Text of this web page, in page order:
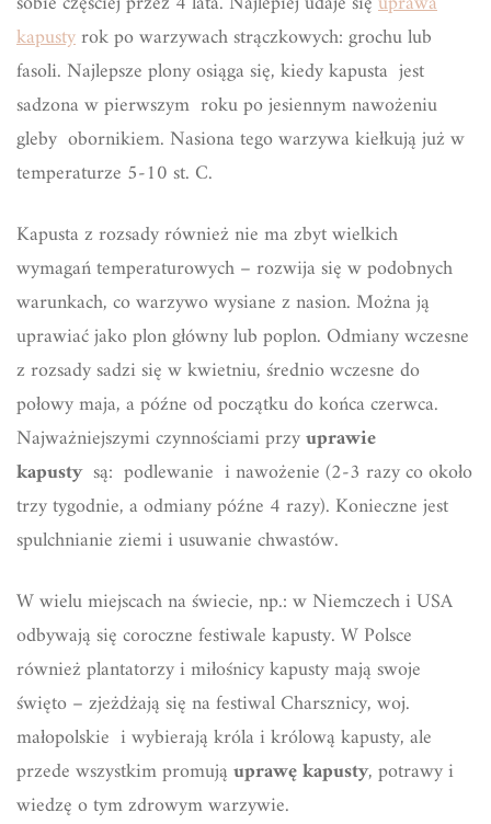
kapustyrok po warzywach strączkowych: grochu lub
fasoli. Najlepsze plony osiąga się, kiedy kapusta jest
sadzona w pierwszym roku po jesiennym nawożeniu
gleby obornikiem. Nasiona tego warzywa kiełkują już w
temperaturze 5-10 st. C.
Kapusta z rozsady również nie ma zbyt wielkich
wymagań temperaturowych – rozwija się w podobnych
warunkach, co warzywo wysiane z nasion. Można ją
uprawiać jako plon główny lub poplon. Odmiany wczesne
z rozsady sadzi się w kwietniu, średnio wczesne do
połowy maja, a późne od początku do końca czerwca.
Najważniejszymi czynnościami przyuprawie
kapusty są: podlewanie i nawożenie (2-3 razy co około
trzy tygodnie, a odmiany późne 4 razy). Konieczne jest
spulchnianie ziemi i usuwanie chwastów.
W wielu miejscach na świecie, np.: w Niemczech i USA
odbywają się coroczne festiwale kapusty. W Polsce
również plantatorzy i miłośnicy kapusty mają swoje
święto – zjeżdżają się na festiwal Charsznicy, woj.
małopolskie i wybierają króla i królową kapusty, ale
przede wszystkim promująuprawę kapusty, potrawy i
wiedzę o tym zdrowym warzywie.